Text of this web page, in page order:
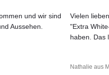
entwickelt wurde.
Marindale, in Holland
im AuSSenbereich
und wir sind
Aussehen.
Vielen
"Extra
haben. Das
Nathalie aus